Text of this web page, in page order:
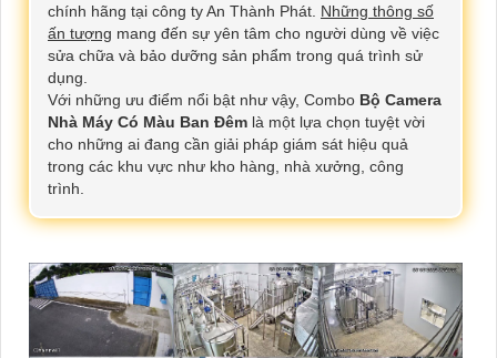
chính hãng tại công ty An Thành Phát. Những thông số
ấn tượng mang đến sự yên tâm cho người dùng về việc
sửa chữa và bảo dưỡng sản phẩm trong quá trình sử
dụng.
Với những ưu điểm nổi bật như vậy, Combo Bộ Camera
Nhà Máy Có Màu Ban Đêm là một lựa chọn tuyệt vời
cho những ai đang cần giải pháp giám sát hiệu quả
trong các khu vực như kho hàng, nhà xưởng, công
trình.